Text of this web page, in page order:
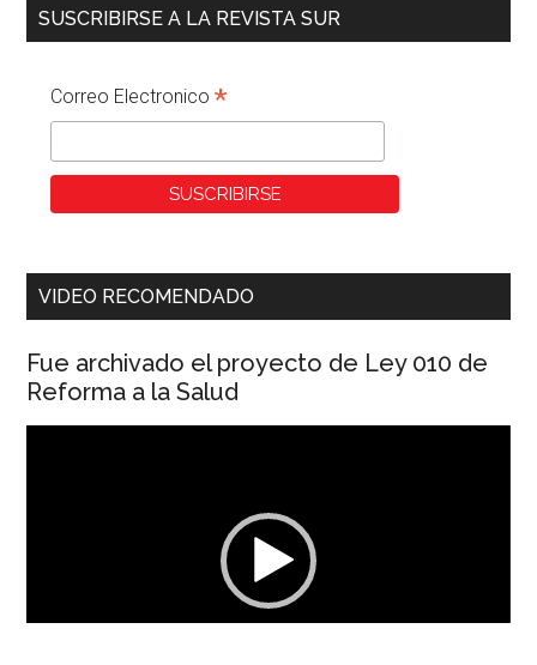
SUSCRIBIRSE A LA REVISTA SUR
Correo Electronico*
VIDEO RECOMENDADO
Fue archivado el proyecto de Ley 010 de
Reforma a la Salud